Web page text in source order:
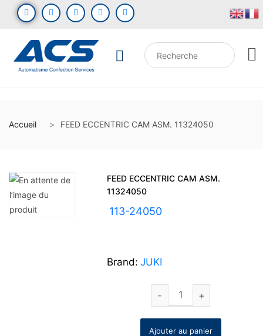
Accueil FEED ECCENTRIC CAM ASM. 11324050
FEED ECCENTRIC CAM ASM.
11324050
113-24050
Brand: JUKI
Ajouter au panier